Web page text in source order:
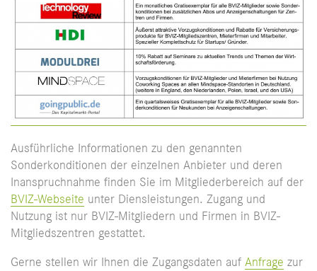
Ausführliche Informationen zu den genannten
Sonderkonditionen der einzelnen Anbieter und deren
Inanspruchnahme finden Sie im Mitgliederbereich auf der
BVIZ-Webseite unter Diensleistungen. Zugang und
Nutzung ist nur BVIZ-Mitgliedern und Firmen in BVIZ-
Mitgliedszentren gestattet.
Gerne stellen wir Ihnen die Zugangsdaten auf Anfrage zur